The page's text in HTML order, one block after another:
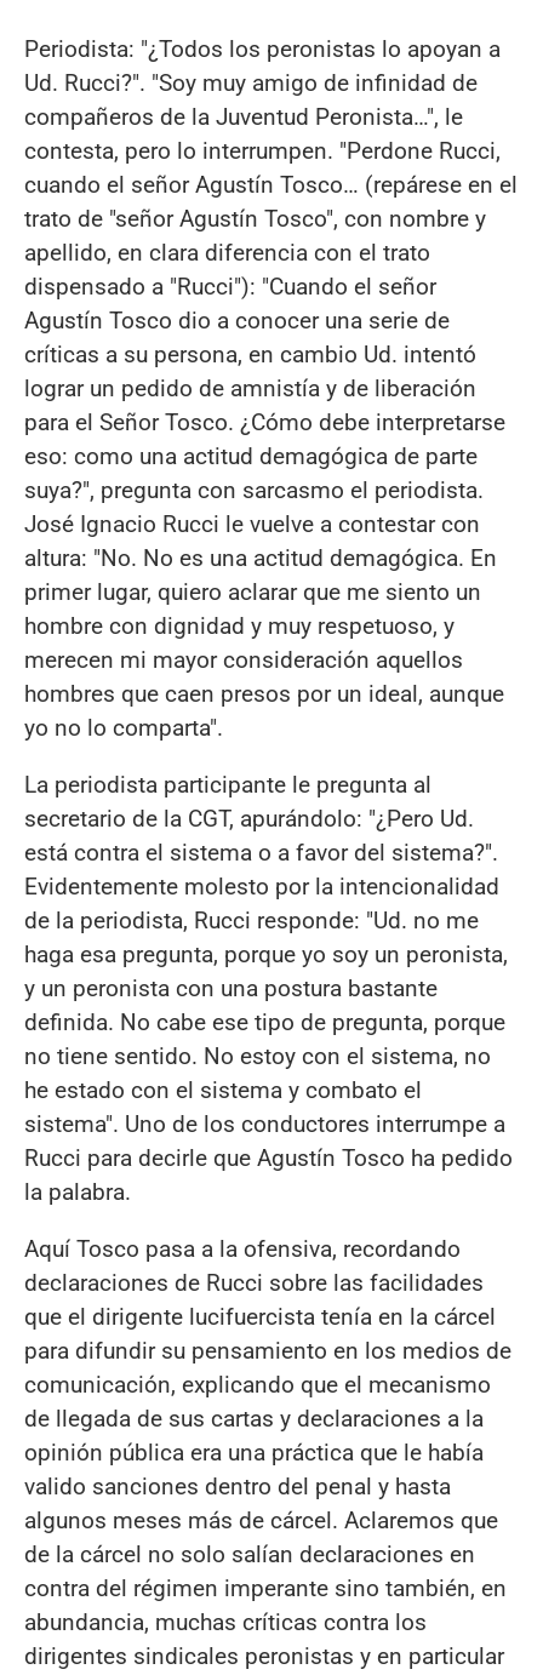
Periodista: "¿Todos los peronistas lo apoyan a
Ud. Rucci?". "Soy muy amigo de infinidad de
compañeros de la Juventud Peronista…", le
contesta, pero lo interrumpen. "Perdone Rucci,
cuando el señor Agustín Tosco… (repárese en el
trato de "señor Agustín Tosco", con nombre y
apellido, en clara diferencia con el trato
dispensado a "Rucci"): "Cuando el señor
Agustín Tosco dio a conocer una serie de
críticas a su persona, en cambio Ud. intentó
lograr un pedido de amnistía y de liberación
para el Señor Tosco. ¿Cómo debe interpretarse
eso: como una actitud demagógica de parte
suya?", pregunta con sarcasmo el periodista.
José Ignacio Rucci le vuelve a contestar con
altura: "No. No es una actitud demagógica. En
primer lugar, quiero aclarar que me siento un
hombre con dignidad y muy respetuoso, y
merecen mi mayor consideración aquellos
hombres que caen presos por un ideal, aunque
yo no lo comparta".
La periodista participante le pregunta al
secretario de la CGT, apurándolo: "¿Pero Ud.
está contra el sistema o a favor del sistema?".
Evidentemente molesto por la intencionalidad
de la periodista, Rucci responde: "Ud. no me
haga esa pregunta, porque yo soy un peronista,
y un peronista con una postura bastante
definida. No cabe ese tipo de pregunta, porque
no tiene sentido. No estoy con el sistema, no
he estado con el sistema y combato el
sistema". Uno de los conductores interrumpe a
Rucci para decirle que Agustín Tosco ha pedido
la palabra.
Aquí Tosco pasa a la ofensiva, recordando
declaraciones de Rucci sobre las facilidades
que el dirigente lucifuercista tenía en la cárcel
para difundir su pensamiento en los medios de
comunicación, explicando que el mecanismo
de llegada de sus cartas y declaraciones a la
opinión pública era una práctica que le había
valido sanciones dentro del penal y hasta
algunos meses más de cárcel. Aclaremos que
de la cárcel no solo salían declaraciones en
contra del régimen imperante sino también, en
abundancia, muchas críticas contra los
dirigentes sindicales peronistas y en particular